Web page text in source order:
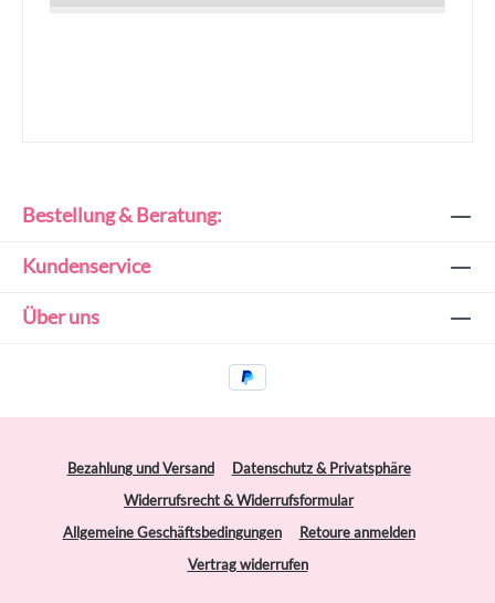
Bestellung & Beratung:
Kundenservice
Über uns
Bezahlung und Versand
Datenschutz & Privatsphäre
Widerrufsrecht & Widerrufsformular
Allgemeine Geschäftsbedingungen
Retoure anmelden
Vertrag widerrufen